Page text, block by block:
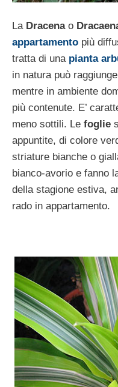
La Dracenao
appartamento più
tratta di una pianta
in natura può
mentre in ambiente
più contenute. E’
meno sottili. Le foglie
appuntite, di colore
striature bianche o
bianco-avorio e fanno
della stagione estiva,
rado in appartamento.